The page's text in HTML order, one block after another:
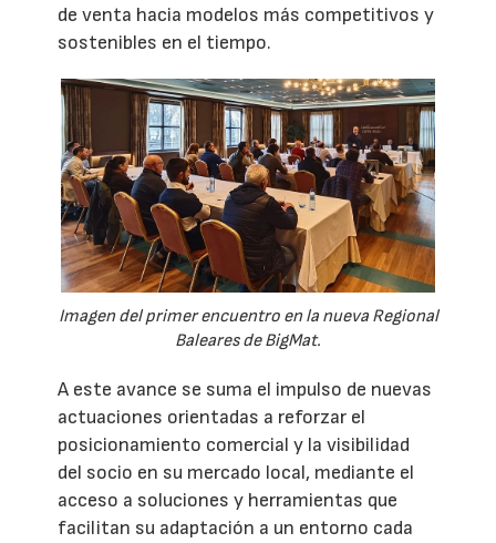
de venta hacia modelos más competitivos y
sostenibles en el tiempo.
Imagen del primer encuentro en la nueva Regional
Baleares de BigMat.
A este avance se suma el impulso de nuevas
actuaciones orientadas a reforzar el
posicionamiento comercial y la visibilidad
del socio en su mercado local, mediante el
acceso a soluciones y herramientas que
facilitan su adaptación a un entorno cada